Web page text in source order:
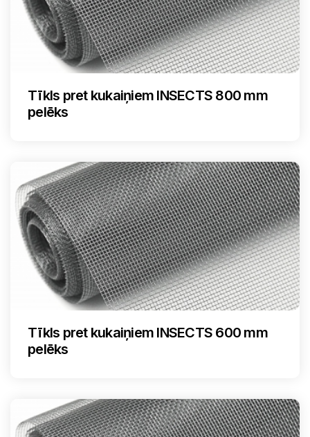
Tīkls pret kukaiņiem INSECTS 800 mm
pelēks
Tīkls pret kukaiņiem INSECTS 600 mm
pelēks